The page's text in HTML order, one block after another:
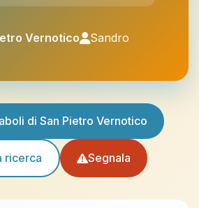
Vernotico Sandro
di San Pietro Vernotico
ricerca Segnala